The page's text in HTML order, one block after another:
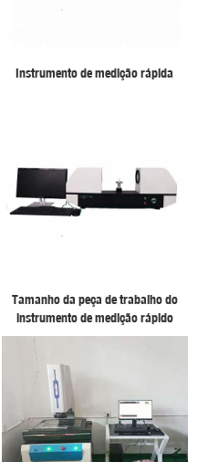
Instrumento de medição rápida
Tamanho da peça de trabalho do
instrumento de medição rápido